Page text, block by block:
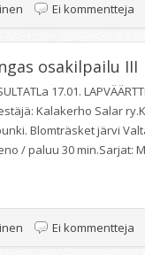
Ei kommentteja
osakilpailu III
17.01.
Kalakerho Salar
Blomträsket järvi
/ paluu 30 min.Sarjat:
Ei kommentteja